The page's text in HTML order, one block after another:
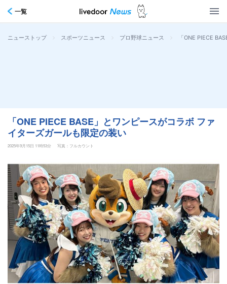
一覧
ニューストップ > スポーツニュース > プロ野球ニュース > 「ONE PIECE
「ONE PIECE BASE」とワンピースがコラボ ファ
イターズガールも限定の装い
2025年9月15日 11時53分 写真：フルカウント